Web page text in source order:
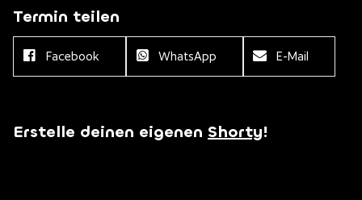
Termin teilen
Facebook WhatsApp E-Mail
Erstelle deinen eigenen Shorty!